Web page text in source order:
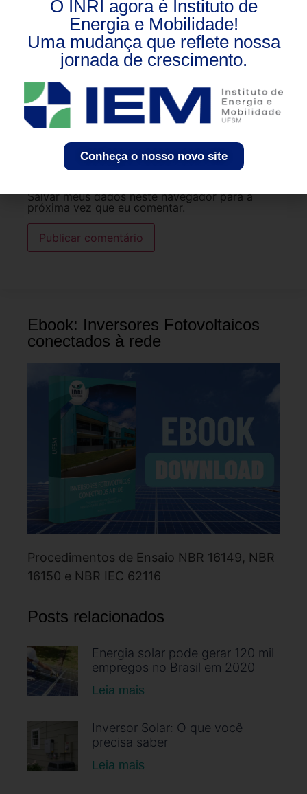
E-mail
Site
Salvar meus dados neste navegador para a
próxima vez que eu comentar.
Ebook: Inversores Fotovoltaicos
conectados à rede
Procedimentos de Ensaio NBR 16149, NBR
16150 e NBR IEC 62116
Posts relacionados
Energia solar pode gerar 120 mil
empregos no Brasil em 2020
Leia mais
Inversor Solar: O que você
precisa saber
Leia mais
O INRI agora é Instituto de
Energia e Mobilidade!
Uma mudança que reflete nossa
jornada de crescimento.
Conheça o nosso novo site